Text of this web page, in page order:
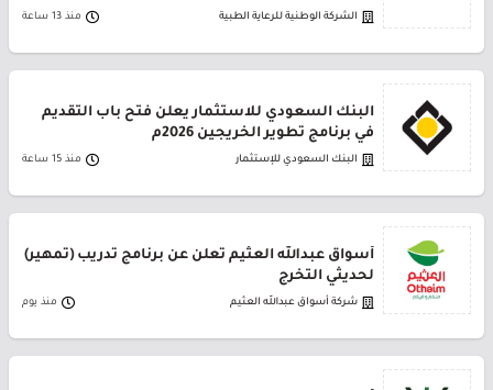
الشركة الوطنية للرعاية الطبية منذ 13 ساعة
البنك السعودي للاستثمار يعلن فتح باب التقديم
في برنامج تطوير الخريجين 2026م
البنك السعودي للإستثمار منذ 15 ساعة
أسواق عبدالله العثيم تعلن عن برنامج تدريب (تمهير)
لحديثي التخرج
شركة أسواق عبدالله العثيم منذ يوم